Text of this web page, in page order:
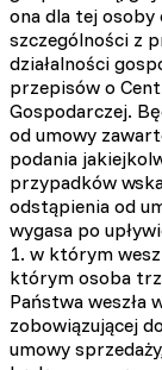
ona dla tej osoby
szczególności z
działalności
przepisów o
Gospodarczej.
od umowy
podania
przypadków
odstąpienia od
wygasa po
1. w którym
którym osoba
Państwa weszła
zobowiązującej
umowy